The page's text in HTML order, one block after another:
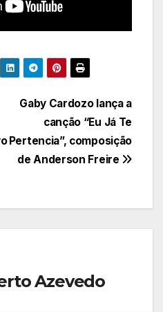
Gaby Cardozo lança a
canção “Eu Já Te
Pertencia”, composição
de Anderson Freire
Azevedo